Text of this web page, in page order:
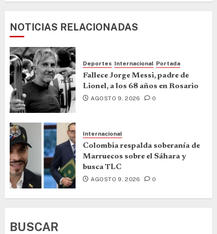
NOTICIAS RELACIONADAS
Deportes Internacional Portada
Fallece Jorge Messi, padre de
Lionel, a los 68 años en Rosario
AGOSTO 9, 2026 0
Internacional
Colombia respalda soberanía de
Marruecos sobre el Sáhara y
busca TLC
AGOSTO 9, 2026 0
BUSCAR